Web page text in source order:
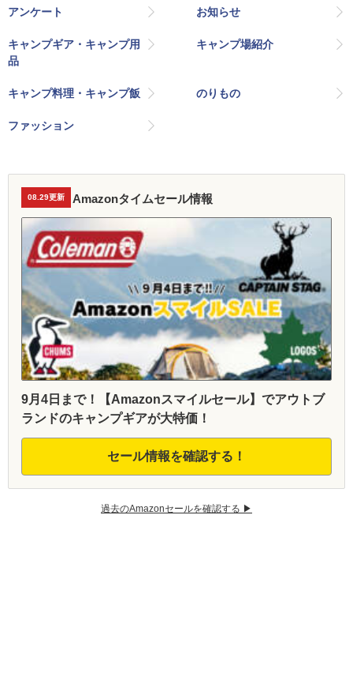
アンケート お知らせ
キャンプギア・キャンプ用
品
キャンプ場紹介
キャンプ料理・キャンプ飯 のりもの
ファッション
08.29更新 Amazonタイムセール情報
9月4日まで！【Amazonスマイルセール】でアウトブ
ランドのキャンプギアが大特価！
セール情報を確認する！
過去のAmazonセールを確認する ▶︎